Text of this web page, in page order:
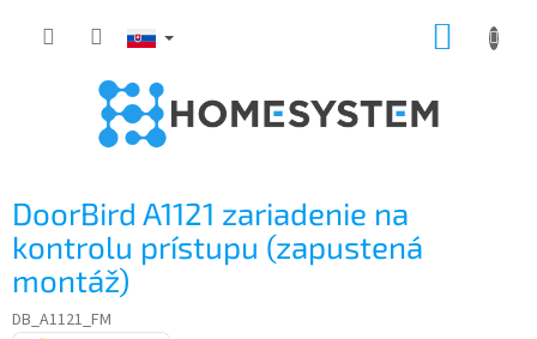
DoorBird A1121 zariadenie na
kontrolu prístupu (zapustená
montáž)
DB_A1121_FM